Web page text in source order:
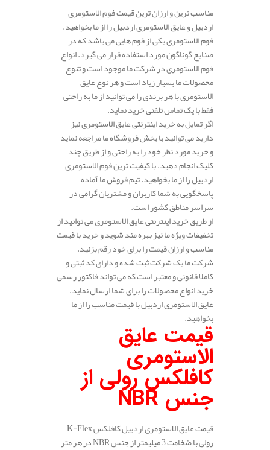
مناسب ترین و ارزان ترین قیمت فوم الاستومری
اردبیل و عایق الاستومری اردبیل را از ما بخواهید.
فوم الاستومری یکی از فوم هایی می باشد که در
صنایع گوناگون مورد استفاده قرار می گیرد. انواع
فوم الاستومری در شرکت ما موجود است و تنوع
محصولات ما بسیار زیاد است و هر نوع عایق
الاستومری با هر برندی را می توانید از ما به راحتی
فقط با یک تماس تلفنی خرید نماید.
اگر تمایل به خرید اینترنتی عایق الاستومری نیز
دارید می توانید با بخش فروشگاه ما مراجعه نماید
و خرید مورد نظر خود را به راحتی و از طریق چند
کلیک انجام دهید. با کیفیت ترین فوم الاستومری
اردبیل را از ما بخواهید. تیم فروش ما آماده
پاسخگویی به شما کاربران و مشتریان گرامی در
سراسر مناطق کشور است.
از طریق خرید اینترنتی عایق الاستومری می توانید از
تخفیفات ویژه ما نیز بهره مند شوید و خرید با قیمت
مناسب و ارزان قیمت را برای خود رقم بزنید.
شرکت ما یک شرکت ثبت شده و دارای کد ثبتی و
کاملا قانونی و معتبر است که می تواند فاکتور رسمی
خرید انواع محصولات را برای شما ارسال نماید.
عایق الاستومری اردبیل با قیمت مناسب را از ما
بخواهید.
قیمت عایق
الاستومری
کافلکس رولی از
جنس NBR
قیمت عایق الاستومری اردبیل کافلکس K-Flex
رولی با ضخامت 3 میلیمتر از جنس NBR در هر متر